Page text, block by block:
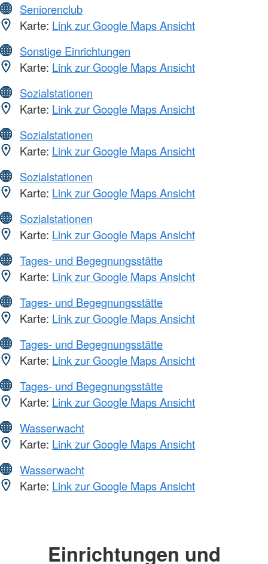
Seniorenclub
Karte: Link zur Google Maps Ansicht
Sonstige Einrichtungen
Karte: Link zur Google Maps Ansicht
Sozialstationen
Karte: Link zur Google Maps Ansicht
Sozialstationen
Karte: Link zur Google Maps Ansicht
Sozialstationen
Karte: Link zur Google Maps Ansicht
Sozialstationen
Karte: Link zur Google Maps Ansicht
Tages- und Begegnungsstätte
Karte: Link zur Google Maps Ansicht
Tages- und Begegnungsstätte
Karte: Link zur Google Maps Ansicht
Tages- und Begegnungsstätte
Karte: Link zur Google Maps Ansicht
Tages- und Begegnungsstätte
Karte: Link zur Google Maps Ansicht
Wasserwacht
Karte: Link zur Google Maps Ansicht
Wasserwacht
Karte: Link zur Google Maps Ansicht
Einrichtungen und